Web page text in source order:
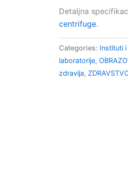
Detaljna
centrifuge.
Categories: Instituti
laboratorije,
zdravlja,